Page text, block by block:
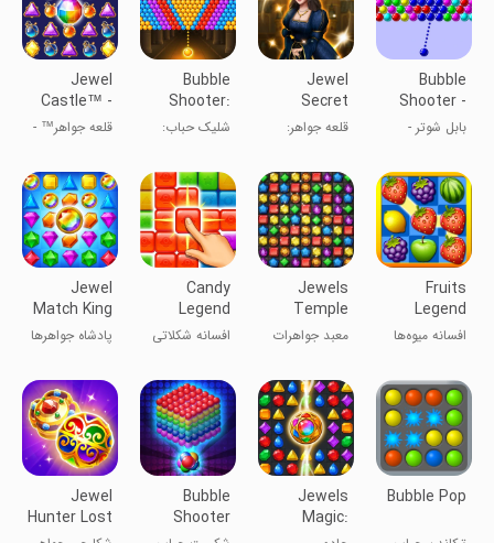
Bubble
Shooter -
Classic Pop
بابل شوتر -
Jewel
Secret
Castle:
Match 3
قلعه جواهر:
Bubble
Shooter:
Fun Pop
شلیک حباب:
سرگرم‌کننده
Jewel
Castle™ -
Match 3
Puzzle
قلعه جواهر™ -
Fruits
Legend
افسانه میوه‌ها
Jewels
Temple
معبد جواهرات
Candy
Legend
افسانه شکلاتی
Jewel
Match King
پادشاه جواهرها
Bubble Pop
Jewels
Magic:
Bubble
Shooter
Jewel
Hunter Lost